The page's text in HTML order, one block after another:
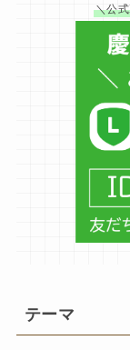
＼公
テーマ